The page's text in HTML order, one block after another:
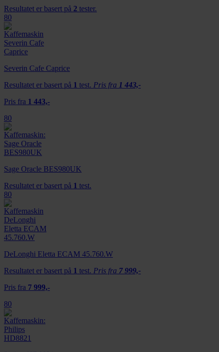
Resultatet er basert på 2 tester.
80
Severin Cafe Caprice
Resultatet er basert på 1 test. Pris fra 1 443,-
Pris fra 1 443,-
80
Sage Oracle BES980UK
Resultatet er basert på 1 test.
80
DeLonghi Eletta ECAM 45.760.W
Resultatet er basert på 1 test. Pris fra 7 999,-
Pris fra 7 999,-
80